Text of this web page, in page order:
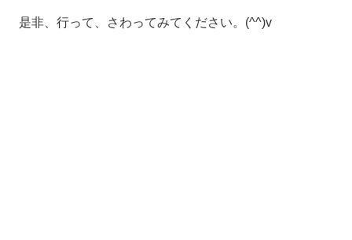
是非、行って、さわってみてください。(^^)v